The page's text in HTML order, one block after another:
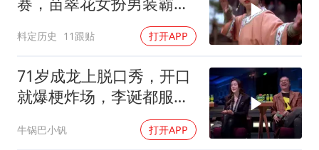
上台，开启精彩挑战
料定历史 11跟贴 打开APP
71岁成龙上脱口秀，开口
就爆梗炸场，李诞都服
牛锅巴小钒 打开APP